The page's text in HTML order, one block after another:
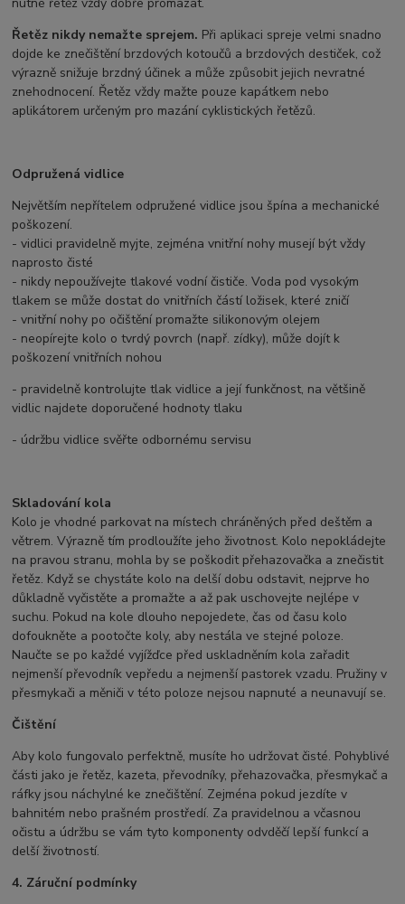
Řetěz nikdy nemažte sprejem. Při aplikaci spreje velmi snadno
dojde ke znečištění brzdových kotoučů a brzdových destiček, což
výrazně snižuje brzdný účinek a může způsobit jejich nevratné
znehodnocení. Řetěz vždy mažte pouze kapátkem nebo
aplikátorem určeným pro mazání cyklistických řetězů.
Odpružená vidlice
Největším nepřítelem odpružené vidlice jsou špína a mechanické
poškození.
- vidlici pravidelně myjte, zejména vnitřní nohy musejí být vždy
naprosto čisté
- nikdy nepoužívejte tlakové vodní čističe. Voda pod vysokým
tlakem se může dostat do vnitřních částí ložisek, které zničí
- vnitřní nohy po očištění promažte silikonovým olejem
- neopírejte kolo o tvrdý povrch (např. zídky), může dojít k
poškození vnitřních nohou
- pravidelně kontrolujte tlak vidlice a její funkčnost, na většině
vidlic najdete doporučené hodnoty tlaku
- údržbu vidlice svěřte odbornému servisu
Skladování kola
Kolo je vhodné parkovat na místech chráněných před deštěm a
větrem. Výrazně tím prodloužíte jeho životnost. Kolo nepokládejte
na pravou stranu, mohla by se poškodit přehazovačka a znečistit
řetěz. Když se chystáte kolo na delší dobu odstavit, nejprve ho
důkladně vyčistěte a promažte a až pak uschovejte nejlépe v
suchu. Pokud na kole dlouho nepojedete, čas od času kolo
dofoukněte a pootočte koly, aby nestála ve stejné poloze.
Naučte se po každé vyjížďce před uskladněním kola zařadit
nejmenší převodník vepředu a nejmenší pastorek vzadu. Pružiny v
přesmykači a měniči v této poloze nejsou napnuté a neunavují se.
Čištění
Aby kolo fungovalo perfektně, musíte ho udržovat čisté. Pohyblivé
části jako je řetěz, kazeta, převodníky, přehazovačka, přesmykač a
ráfky jsou náchylné ke znečištění. Zejména pokud jezdíte v
bahnitém nebo prašném prostředí. Za pravidelnou a včasnou
očistu a údržbu se vám tyto komponenty odvděčí lepší funkcí a
delší životností.
4. Záruční podmínky